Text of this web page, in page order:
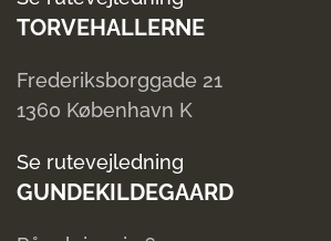
TORVEHALLERNE
Frederiksborggade 21
1360 København K
Se rutevejledning
GUNDEKILDEGAARD